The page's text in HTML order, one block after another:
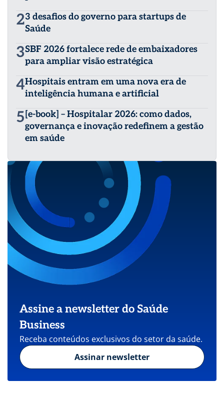
23 desafios do governo para startups de
Saúde
3SBF 2026 fortalece rede de embaixadores
para ampliar visão estratégica
4Hospitais entram em uma nova era de
inteligência humana e artificial
5 [e-book] – Hospitalar 2026: como dados,
governança e inovação redefinem a gestão
em saúde
Assine a newsletter do Saúde
Business
Receba conteúdos exclusivos do setor da saúde.
Assinar newsletter